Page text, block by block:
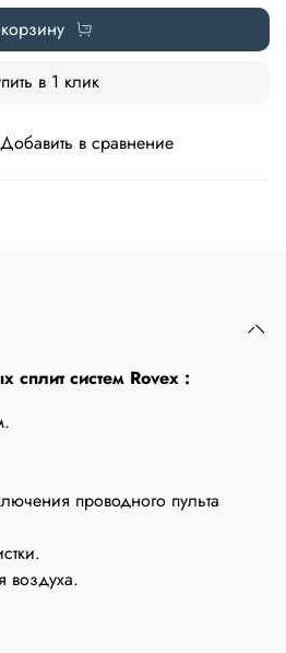
Добавить в сравнение
в 1 клик
сплит систем Rovex :
проводного пульта
воздуха.